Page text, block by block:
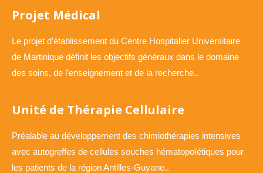
Projet Médical
Le projet d’établissement du Centre Hospitalier Universitaire
de Martinique définit les objectifs généraux dans le domaine
des soins, de l’enseignement et de la recherche..
Unité de Thérapie Cellulaire
Préalable au développement des chimiothérapies intensives
avec autogreffes de cellules souches hématopoïétiques pour
les patients de la région Antilles-Guyane..​